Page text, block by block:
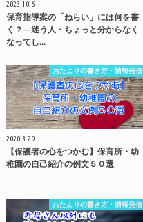
2023.10.6
保育指導案の「ねらい」には何を書
く？―迷う人・ちょっと分からなく
なってし…
おたよりの書き方・情報発信
2020.3.29
【保護者の心をつかむ】保育所・幼
稚園の自己紹介の例文５０選
おたよりの書き方・情報発信